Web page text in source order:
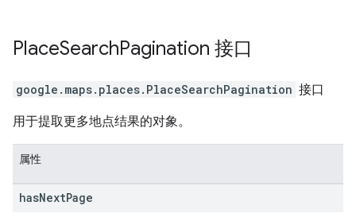
PlaceSearchPagination 接口
google.maps.places. PlaceSearchPagination 接口
用于提取更多地点结果的对象。
属性
hasNextPage